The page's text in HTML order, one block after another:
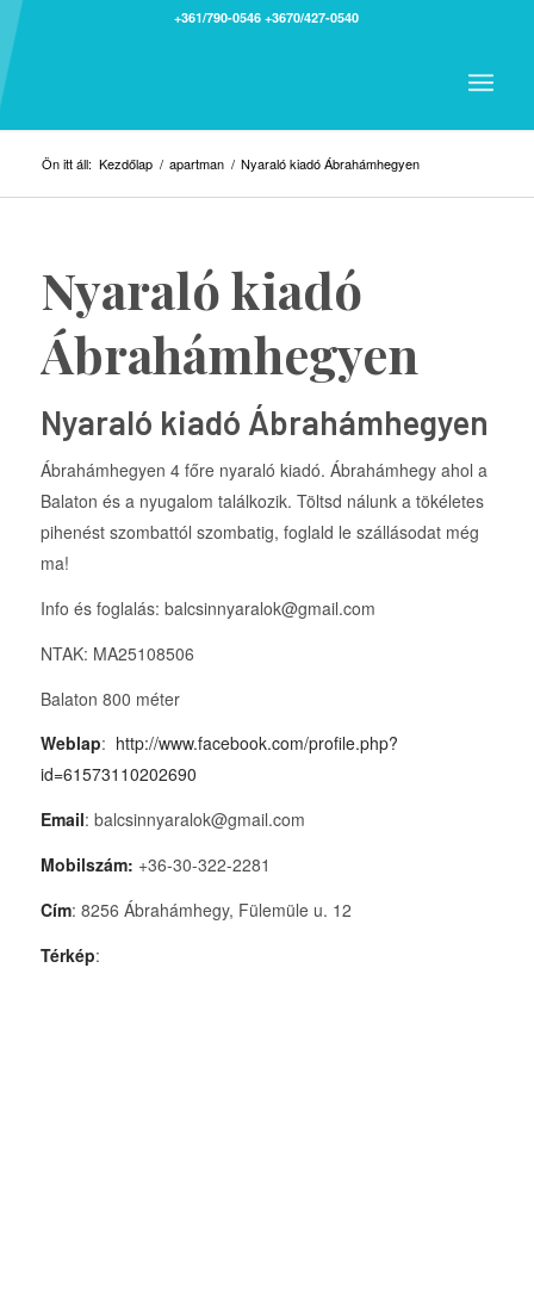
+361/790-0546 +3670/427-0540
Ön itt áll: Kezdőlap / apartman / Nyaraló kiadó Ábrahámhegyen
Nyaraló kiadó
Ábrahámhegyen
Nyaraló kiadó Ábrahámhegyen
Ábrahámhegyen 4 főre nyaraló kiadó. Ábrahámhegy ahol a
Balaton és a nyugalom találkozik. Töltsd nálunk a tökéletes
pihenést szombattól szombatig, foglald le szállásodat még
ma!
Info és foglalás: balcsinnyaralok@gmail.com
NTAK: MA25108506
Balaton 800 méter
Weblap: http://www.facebook.com/profile.php?
id=61573110202690
Email: balcsinnyaralok@gmail.com
Mobilszám: +36-30-322-2281
Cím: 8256 Ábrahámhegy, Fülemüle u. 12
Térkép: